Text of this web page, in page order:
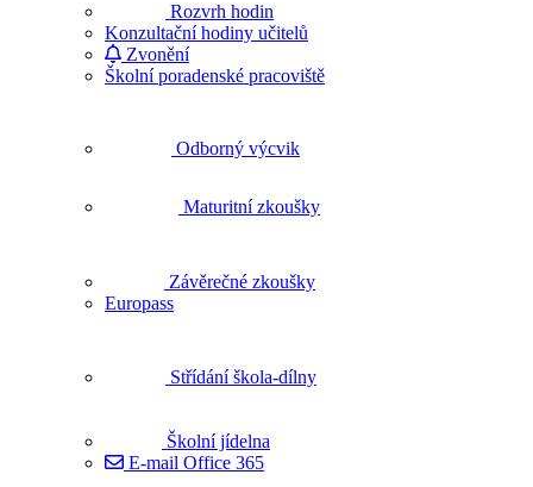
Rozvrh hodin
Konzultační hodiny učitelů
Zvonění
Školní poradenské pracoviště
Odborný výcvik
Maturitní zkoušky
Závěrečné zkoušky
Europass
Střídání škola-dílny
Školní jídelna
E-mail Office 365